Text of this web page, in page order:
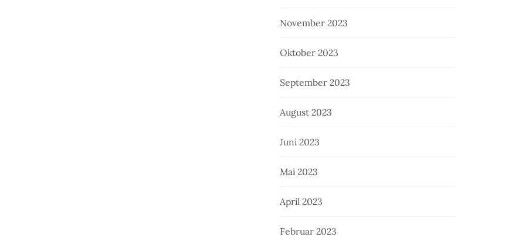
November 2023
Oktober 2023
September 2023
August 2023
Juni 2023
Mai 2023
April 2023
Februar 2023